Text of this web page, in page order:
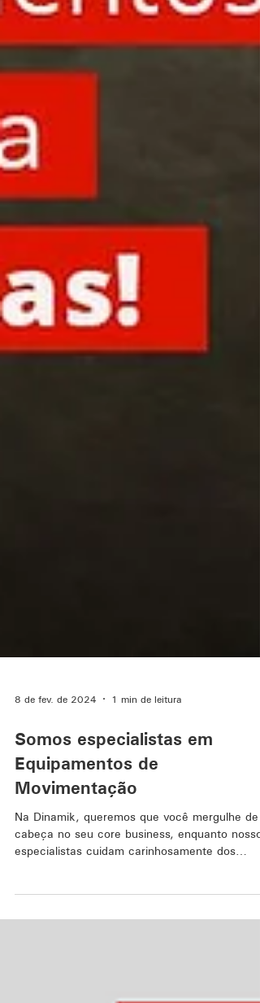
8 de fev. de 2024 1 min de leitura
Somos especialistas em
Equipamentos de
Movimentação
cabeça no seu core business, enquanto nossos
especialistas cuidam carinhosamente dos